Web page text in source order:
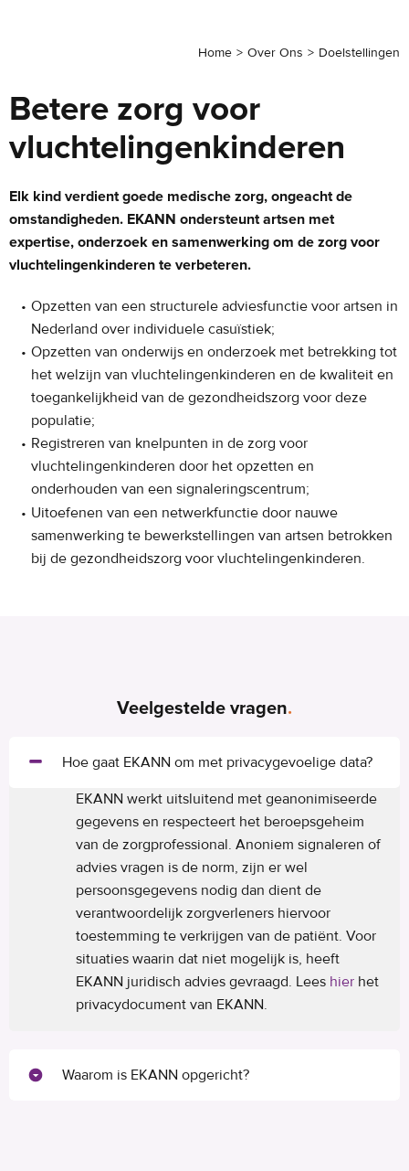
Home Over Ons Doelstellingen
Betere zorg voor
vluchtelingenkinderen
Elk kind verdient goede medische zorg, ongeacht de
omstandigheden. EKANN ondersteunt artsen met
expertise, onderzoek en samenwerking om de zorg voor
vluchtelingenkinderen te verbeteren.
Opzetten van een structurele adviesfunctie voor artsen in
Nederland over individuele casuïstiek;
Opzetten van onderwijs en onderzoek met betrekking tot
het welzijn van vluchtelingenkinderen en de kwaliteit en
toegankelijkheid van de gezondheidszorg voor deze
populatie;
Registreren van knelpunten in de zorg voor
vluchtelingenkinderen door het opzetten en
onderhouden van een signaleringscentrum;
Uitoefenen van een netwerkfunctie door nauwe
samenwerking te bewerkstellingen van artsen betrokken
bij de gezondheidszorg voor vluchtelingenkinderen.
Veelgestelde vragen.
Hoe gaat EKANN om met privacygevoelige data?
EKANN werkt uitsluitend met geanonimiseerde
gegevens en respecteert het beroepsgeheim
van de zorgprofessional. Anoniem signaleren of
advies vragen is de norm, zijn er wel
persoonsgegevens nodig dan dient de
verantwoordelijk zorgverleners hiervoor
toestemming te verkrijgen van de patiënt. Voor
situaties waarin dat niet mogelijk is, heeft
EKANN juridisch advies gevraagd. Lees hier het
privacydocument van EKANN.
Waarom is EKANN opgericht?